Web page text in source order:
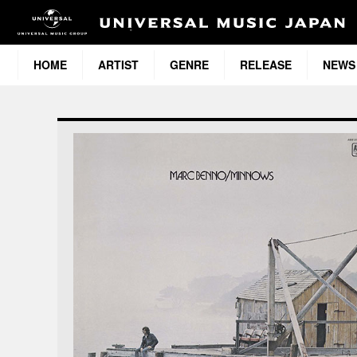
HOME ARTIST GENRE RELEASE NEWS